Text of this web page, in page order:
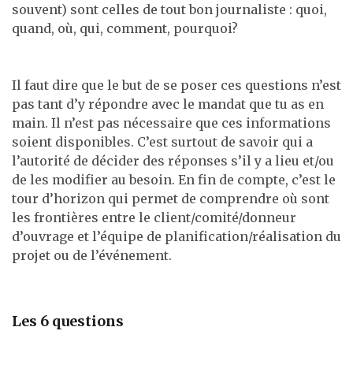
souvent) sont celles de tout bon journaliste : quoi,
quand, où, qui, comment, pourquoi?
Il faut dire que le but de se poser ces questions n’est
pas tant d’y répondre avec le mandat que tu as en
main. Il n’est pas nécessaire que ces informations
soient disponibles. C’est surtout de savoir qui a
l’autorité de décider des réponses s’il y a lieu et/ou
de les modifier au besoin. En fin de compte, c’est le
tour d’horizon qui permet de comprendre où sont
les frontières entre le client/comité/donneur
d’ouvrage et l’équipe de planification/réalisation du
projet ou de l’événement.
Les 6 questions